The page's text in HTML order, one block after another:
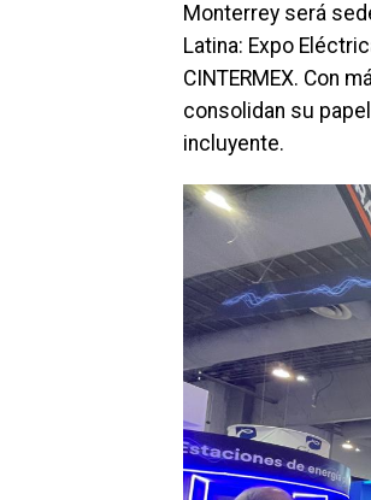
Monterrey será
Latina: Expo
CINTERMEX. Con
consolidan su
incluyente.